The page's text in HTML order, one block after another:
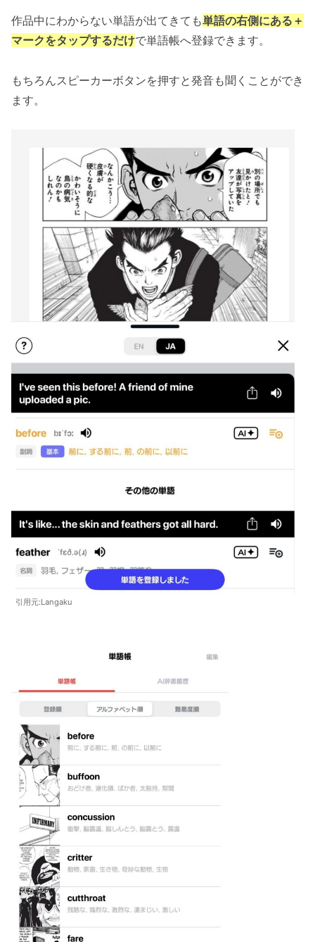
作品中にわからない単語が出てきても単語の右側にある＋
マークをタップするだけで単語帳へ登録できます。
もちろんスピーカーボタンを押すと発音も聞くことができ
ます。
引用元:Langaku